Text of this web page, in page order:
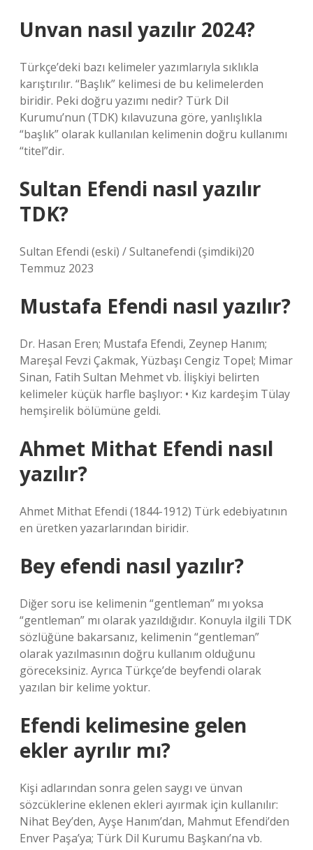
Unvan nasıl yazılır 2024?
Türkçe’deki bazı kelimeler yazımlarıyla sıklıkla
karıştırılır. “Başlık” kelimesi de bu kelimelerden
biridir. Peki doğru yazımı nedir? Türk Dil
Kurumu’nun (TDK) kılavuzuna göre, yanlışlıkla
“başlık” olarak kullanılan kelimenin doğru kullanımı
“titel”dir.
Sultan Efendi nasıl yazılır
TDK?
Sultan Efendi (eski) / Sultanefendi (şimdiki)20
Temmuz 2023
Mustafa Efendi nasıl yazılır?
Dr. Hasan Eren; Mustafa Efendi, Zeynep Hanım;
Mareşal Fevzi Çakmak, Yüzbaşı Cengiz Topel; Mimar
Sinan, Fatih Sultan Mehmet vb. İlişkiyi belirten
kelimeler küçük harfle başlıyor: • Kız kardeşim Tülay
hemşirelik bölümüne geldi.
Ahmet Mithat Efendi nasıl
yazılır?
Ahmet Mithat Efendi (1844-1912) Türk edebiyatının
en üretken yazarlarından biridir.
Bey efendi nasıl yazılır?
Diğer soru ise kelimenin “gentleman” mı yoksa
“gentleman” mı olarak yazıldığıdır. Konuyla ilgili TDK
sözlüğüne bakarsanız, kelimenin “gentleman”
olarak yazılmasının doğru kullanım olduğunu
göreceksiniz. Ayrıca Türkçe’de beyfendi olarak
yazılan bir kelime yoktur.
Efendi kelimesine gelen
ekler ayrılır mı?
Kişi adlarından sonra gelen saygı ve ünvan
sözcüklerine eklenen ekleri ayırmak için kullanılır:
Nihat Bey’den, Ayşe Hanım’dan, Mahmut Efendi’den
Enver Paşa’ya; Türk Dil Kurumu Başkanı’na vb.